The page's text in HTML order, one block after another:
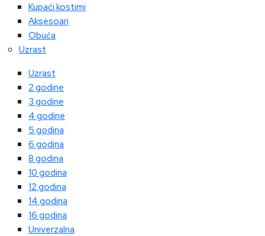
Kupaći kostimi
Aksesoari
Obuća
Uzrast
Uzrast
2 godine
3 godine
4 godine
5 godina
6 godina
8 godina
10 godina
12 godina
14 godina
16 godina
Univerzalna